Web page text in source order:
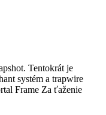
Tentokrát je
systém a trapwire
Frame Za ťaženie